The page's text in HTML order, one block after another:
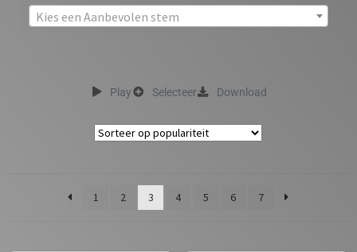
Kies een Aanbevolen stem
Play Selecteer Download
1 2 3 4 5 6 7